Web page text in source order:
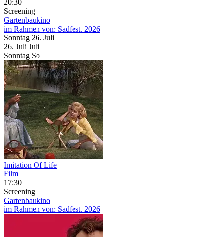
20:30
Screening
Gartenbaukino
im Rahmen von: Sadfest. 2026
Sonntag 26. Juli
26. Juli Juli
Sonntag So
Imitation Of Life
Film
17:30
Screening
Gartenbaukino
im Rahmen von: Sadfest. 2026